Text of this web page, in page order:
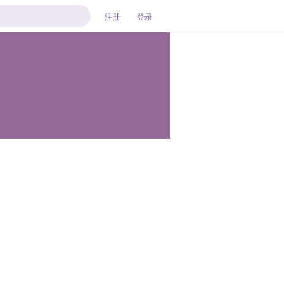
注册 登录